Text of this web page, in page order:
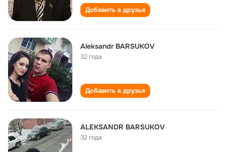
Добавить в друзья
Aleksandr BARSUKOV
32 года
Добавить в друзья
ALEKSANDR BARSUKOV
32 года